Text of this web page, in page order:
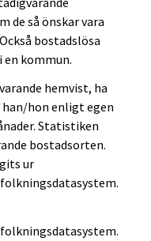
de så önskar vara
bostadslösa
kommun.
hemvist, ha
hon enligt egen
Statistiken
bostadsorten.
ur